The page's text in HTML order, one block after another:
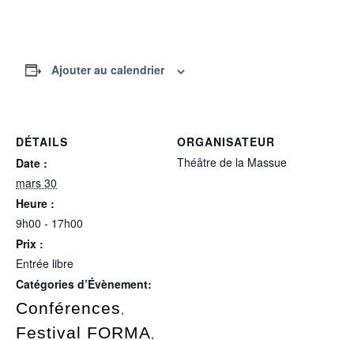
Ajouter au calendrier
DÉTAILS
Date :
mars 30
Heure :
9h00 - 17h00
Prix :
Entrée libre
Catégories d’Évènement:
Conférences,
Festival FORMA,
ORGANISATEUR
Théâtre de la Massue